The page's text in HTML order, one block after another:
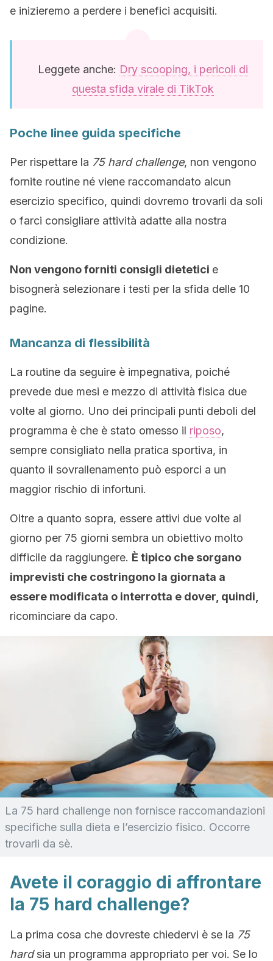
e inizieremo a perdere i benefici acquisiti.
Leggete anche: Dry scooping, i pericoli di
questa sfida virale di TikTok
Poche linee guida specifiche
Per rispettare la 75 hard challenge, non vengono
fornite routine né viene raccomandato alcun
esercizio specifico, quindi dovremo trovarli da soli
o farci consigliare attività adatte alla nostra
condizione.
Non vengono forniti consigli dietetici e
bisognerà selezionare i testi per la sfida delle 10
pagine.
Mancanza di flessibilità
La routine da seguire è impegnativa, poiché
prevede due mesi e mezzo di attività fisica due
volte al giorno. Uno dei principali punti deboli del
programma è che è stato omesso il riposo,
sempre consigliato nella pratica sportiva, in
quanto il sovrallenamento può esporci a un
maggior rischio di infortuni.
Oltre a quanto sopra, essere attivi due volte al
giorno per 75 giorni sembra un obiettivo molto
difficile da raggiungere. È tipico che sorgano
imprevisti che costringono la giornata a
essere modificata o interrotta e dover, quindi,
ricominciare da capo.
La 75 hard challenge non fornisce raccomandazioni
specifiche sulla dieta e l’esercizio fisico. Occorre
trovarli da sè.
Avete il coraggio di affrontare
la 75 hard challenge?
La prima cosa che dovreste chiedervi è se la 75
hardsia un programma appropriato per voi. Se lo